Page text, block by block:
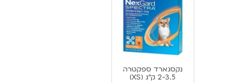
נקסגארד ספקטרה
2-3.5 ק”ג (XS)